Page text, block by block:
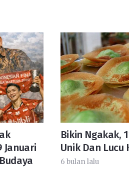
Januari
Bikin Ngakak,
Unik Dan Lucu
6 bulan lalu